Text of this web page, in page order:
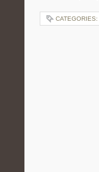
CATEGORIES: